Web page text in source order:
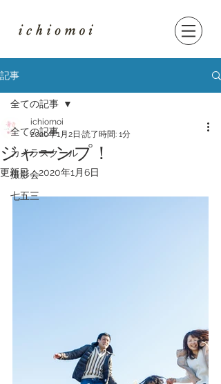
記事
全ての記事
カメラスクール
撮影会
七五三
全ての記事
ジャーンプ！
ichiomoi
2020年1月2日 読了時間: 1分
更新日：2020年1月6日